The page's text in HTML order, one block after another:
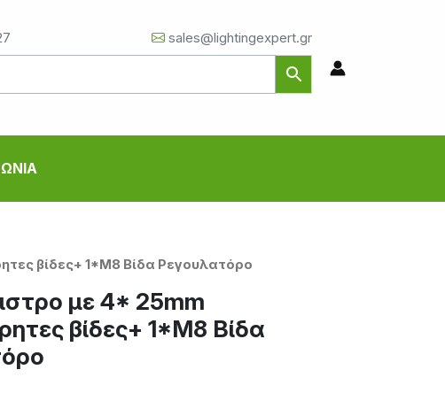
sales@lightingexpert.gr
βίδες+ 1*M8 Βίδα Ρεγουλατόρο
με 4* 25mm
βίδες+ 1*M8 Βίδα